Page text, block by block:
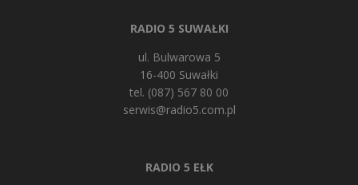
RADIO 5 SUWAŁKI
ul. Bulwarowa 5
16-400 Suwałki
tel. (087) 567 80 00
serwis@radio5.com.pl
RADIO 5 EŁK